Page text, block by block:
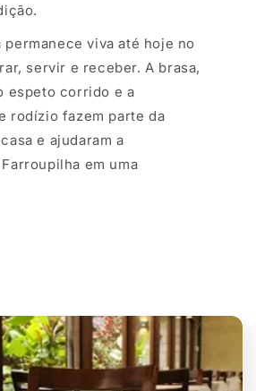
permanece viva até hoje no
servir e receber. A brasa,
espeto corrido e a
rodízio fazem parte da
e ajudaram a
em uma